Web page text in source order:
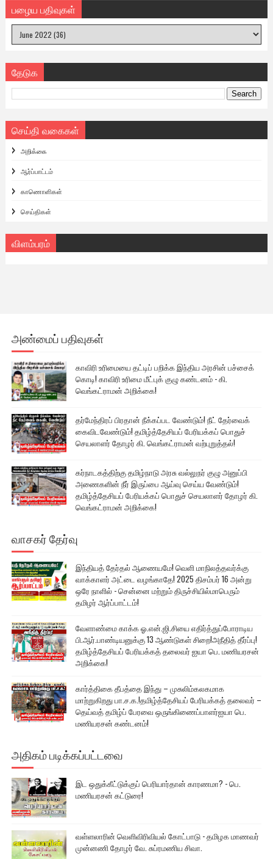
பழைய பதிவுகள்
தேடுக
செய்தி வகைகள்
அறிக்கை
ஆர்ப்பாட்டம்
காணொளிகள்
செய்திகள்
விளம்பரம்
அண்மைப் பதிவுகள்
காவிரி உரிமையை தட்டிப் பறிக்க இந்திய அரசின் பச்சைக்
கொடி! காவிரி உரிமை மீட்புக் குழு கண்டனம் - கி.
வெங்கட்ராமன் அறிக்கை!
தர்மேந்திரப் பிரதான் நீக்கப்பட வேண்டும்! நீட் தேர்வைக்
கைவிடவேண்டும்! தமிழ்த்தேசியப் பேரியக்கப் பொதுச்
செயலாளர் தோழர் கி. வெங்கட்ராமன் வற்புறுத்தல்!
கர்நாடகத்திற்கு தமிழ்நாடு அரசு வல்லுநர் குழு அனுப்பி
அணைகளின் நீர் இருப்பை ஆய்வு செய்ய வேண்டும்!
தமிழ்த்தேசியப் பேரியக்கப் பொதுச் செயலாளர் தோழர் கி.
வெங்கட்ராமன் அறிக்கை!
வாசகர் தேர்வு
இந்தியத் தேர்தல் ஆணையமே! வெளி மாநிலத்தவர்க்கு
வாக்காளர் அட்டை வழங்காதே! 2025 திசம்பர் 16 அன்று
ஒரே நாளில் - சென்னை மற்றும் திருச்சியில்மாபெரும்
தமிழர் ஆர்ப்பாட்டம்!
வேளாண்மை காக்க ஓ.என்.ஜி.சியை எதிர்த்துப்போராடிய
பி.ஆர்.பாண்டியனுக்கு 13 ஆண்டுகள் சிறை!அநீதித் தீர்ப்பு!
தமிழ்த்தேசியப் பேரியக்கத் தலைவர் ஐயா பெ. மணியரசன்
அறிக்கை!
கார்த்திகை தீபத்தை இந்து – முசுலிம்கலகமாக
மாற்றுகிறது பா.ச.க.!தமிழ்த்தேசியப் பேரியக்கத் தலைவர் –
தெய்வத் தமிழ்ப் பேரவை ஒருங்கிணைப்பாளர்ஐயா பெ.
மணியரசன் கண்டனம்!
அதிகம் படிக்கப்பட்டவை
இட ஒதுக்கீட்டுக்குப் பெரியார்தான் காரணமா? - பெ.
மணியரசன் கட்டுரை!
வள்ளலாரின் வெளிவிரிவியல் கோட்பாடு - தமிழக மாணவர்
முன்னணி தோழர் வே. சுப்ரமணிய சிவா.